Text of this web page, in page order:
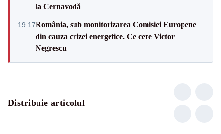
la Cernavodă
19:17România, sub monitorizarea Comisiei Europene
din cauza crizei energetice. Ce cere Victor
Negrescu
Distribuie articolul